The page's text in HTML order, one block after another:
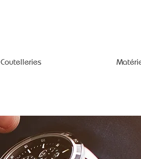
Coutelleries